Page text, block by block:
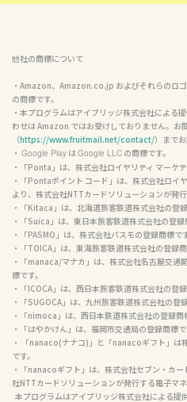
他社の商標について
・Amazon、Amazon.co.jp およびそれらのロ
の商標です。
・本プログラムはアイブリッジ株式会社による
わせは Amazon ではお受けしておりません。お
（https://www.fruitmail.net/contact/）までお
・ Google Play は Google LLC の商標です。
・「Ponta」は、株式会社ロイヤリティ マーケテ
・「Pontaポイント コード」は、株式会社ロイ
より、株式会社NTTカードソリューションが発行
・「Kitaca」は、北海道旅客鉄道株式会社の登録
・「Suica」は、東日本旅客鉄道株式会社の登録
・「PASMO」は、株式会社パスモの登録商標です
・「TOICA」は、東海旅客鉄道株式会社の登録商
・「manaca/マナカ」は、株式会社名古屋交通
標です。
・「ICOCA」は、西日本旅客鉄道株式会社の登録
・「SUGOCA」は、九州旅客鉄道株式会社の登
・「nimoca」は、西日本鉄道株式会社の登録商
・「はやかけん」は、福岡市交通局の登録商標で
・ 「nanaco(ナナコ)」と「nanacoギフト」は
です。
・「nanacoギフト」は、株式会社セブン・カ
社NTTカードソリューションが発行する電子マネ